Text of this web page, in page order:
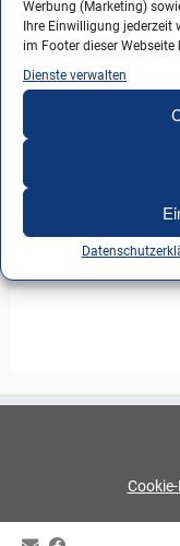
Werbung (Marketing)
Ihre Einwilligung jederzeit
im Footer dieser Webseite
Dienste verwalten
← Vorheriges